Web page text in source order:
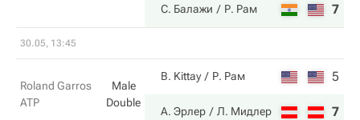
С. Балажи Р. Рам 7
30.05, 13:45
Roland Garros
ATP
Male
Double
B. Kittay Р. Рам 5
А. Эрлер Л. Мидлер 7